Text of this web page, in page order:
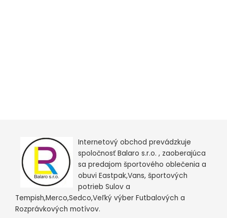
Internetový obchod prevádzkuje
spoločnosť Balaro s.r.o. , zaoberajúca
sa predajom športového oblečenia a
obuvi Eastpak,Vans, športových
potrieb Sulov a
Tempish,Merco,Sedco,Veľký výber Futbalových a
Rozprávkových motívov.